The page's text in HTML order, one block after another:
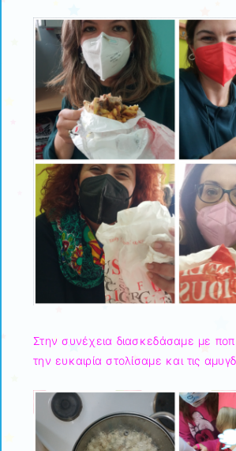
Στην συνέχεια διασκεδάσαμε με
την ευκαιρία στολίσαμε και τις